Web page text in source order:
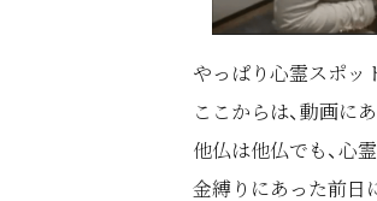
やっぱり心霊スポッ
ここからは、動画に
他仏は他仏でも、心
金縛りにあった前日